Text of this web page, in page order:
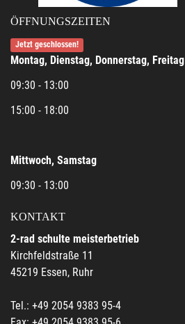
ÖFFNUNGSZEITEN
Jetzt geschlossen!
Montag, Dienstag, Donnerstag, Freitag
09:30 - 13:00
15:00 - 18:00
Mittwoch, Samstag
09:30 - 13:00
KONTAKT
2-rad schulte meisterbetrieb
Kirchfeldstraße 11
45219 Essen, Ruhr
Tel.: +49 2054 9383 95-4